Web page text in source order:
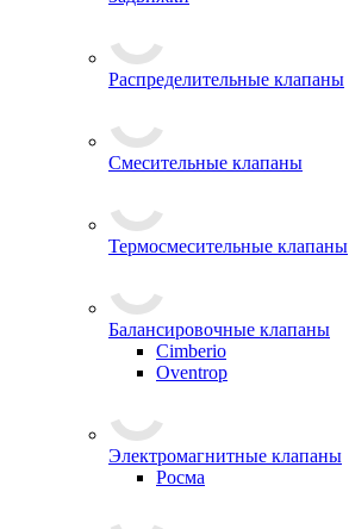
Распределительные клапаны
Cмесительные клапаны
Термосмесительные клапаны
Балансировочные клапаны
Cimberio
Oventrop
Электромагнитные клапаны
Росма